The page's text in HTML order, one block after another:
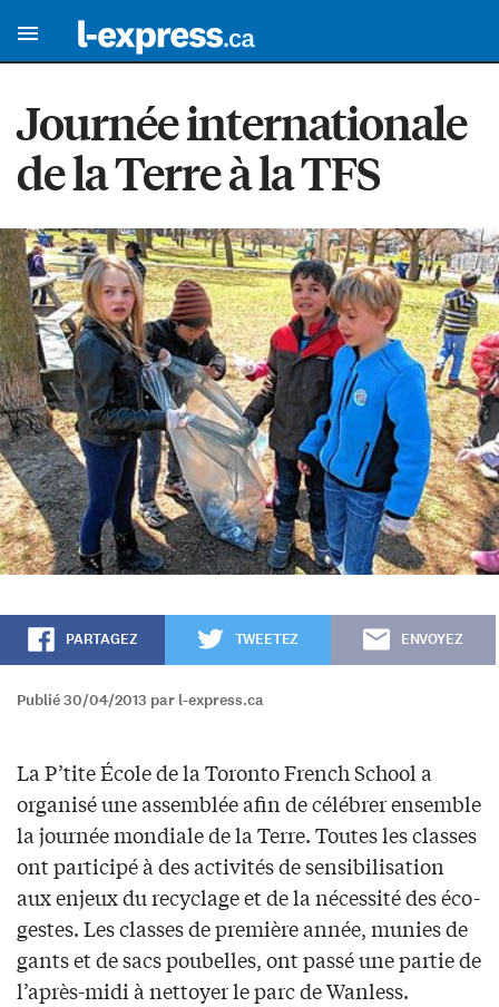
Journée internationale
de la Terre à la TFS
PARTAGEZ TWEETEZ ENVOYEZ
Publié 30/04/2013 par l-express.ca
La P’tite École de la Toronto French School a
organisé une assemblée afin de célébrer ensemble
la journée mondiale de la Terre. Toutes les classes
ont participé à des activités de sensibilisation
aux enjeux du recyclage et de la nécessité des éco-
gestes. Les classes de première année, munies de
gants et de sacs poubelles, ont passé une partie de
l’après-midi à nettoyer le parc de Wanless.